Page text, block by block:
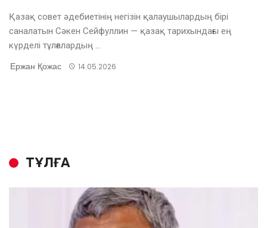
Қазақ совет әдебиетінің негізін қалаушылардың бірі
саналатын Сәкен Сейфуллин — қазақ тарихындағы ең
күрделі тұлғалардың ...
Ержан Қожас 14.05.2026
ТҰЛҒА